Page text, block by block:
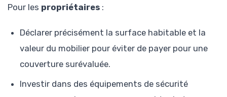
Pour les propriétaires :
Déclarer précisément la surface habitable et la
valeur du mobilier pour éviter de payer pour une
couverture surévaluée.
Investir dans des équipements de sécurité